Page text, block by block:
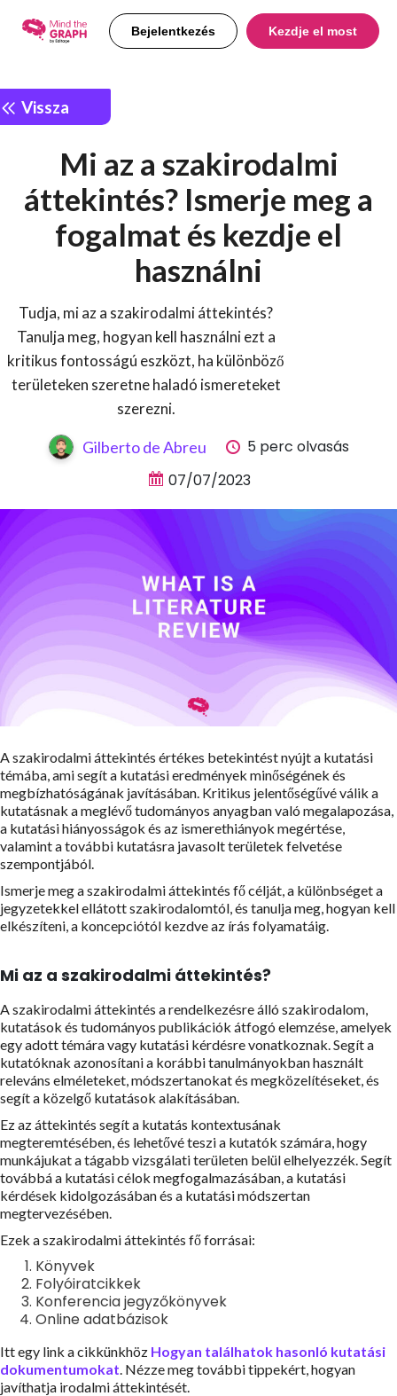
Bejelentkezés Kezdje el most
Vissza
Mi az a szakirodalmi
áttekintés? Ismerje meg a
fogalmat és kezdje el
használni
Tudja, mi az a szakirodalmi áttekintés?
Tanulja meg, hogyan kell használni ezt a
kritikus fontosságú eszközt, ha különböző
területeken szeretne haladó ismereteket
szerezni.
Gilberto de Abreu
5 perc olvasás
07/07/2023
A szakirodalmi áttekintés értékes betekintést nyújt a kutatási
témába, ami segít a kutatási eredmények minőségének és
megbízhatóságának javításában. Kritikus jelentőségűvé válik a
kutatásnak a meglévő tudományos anyagban való megalapozása,
a kutatási hiányosságok és az ismerethiányok megértése,
valamint a további kutatásra javasolt területek felvetése
szempontjából.
Ismerje meg a szakirodalmi áttekintés fő célját, a különbséget a
jegyzetekkel ellátott szakirodalomtól, és tanulja meg, hogyan kell
elkészíteni, a koncepciótól kezdve az írás folyamatáig.
Mi az a szakirodalmi áttekintés?
A szakirodalmi áttekintés a rendelkezésre álló szakirodalom,
kutatások és tudományos publikációk átfogó elemzése, amelyek
egy adott témára vagy kutatási kérdésre vonatkoznak. Segít a
kutatóknak azonosítani a korábbi tanulmányokban használt
releváns elméleteket, módszertanokat és megközelítéseket, és
segít a közelgő kutatások alakításában.
Ez az áttekintés segít a kutatás kontextusának
megteremtésében, és lehetővé teszi a kutatók számára, hogy
munkájukat a tágabb vizsgálati területen belül elhelyezzék. Segít
továbbá a kutatási célok megfogalmazásában, a kutatási
kérdések kidolgozásában és a kutatási módszertan
megtervezésében.
Ezek a szakirodalmi áttekintés fő forrásai:
Könyvek
Folyóiratcikkek
Konferencia jegyzőkönyvek
Online adatbázisok
Itt egy link a cikkünkhöz Hogyan találhatok hasonló kutatási
dokumentumokat. Nézze meg további tippekért, hogyan
javíthatja irodalmi áttekintését.